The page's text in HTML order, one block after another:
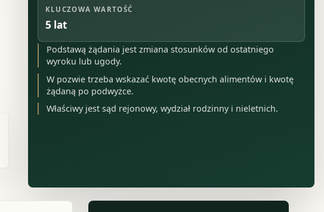
KLUCZOWA WARTOŚĆ
5 lat
Podstawą żądania jest zmiana stosunków od ostatniego
wyroku lub ugody.
W pozwie trzeba wskazać kwotę obecnych alimentów i kwotę
żądaną po podwyżce.
Właściwy jest sąd rejonowy, wydział rodzinny i nieletnich.